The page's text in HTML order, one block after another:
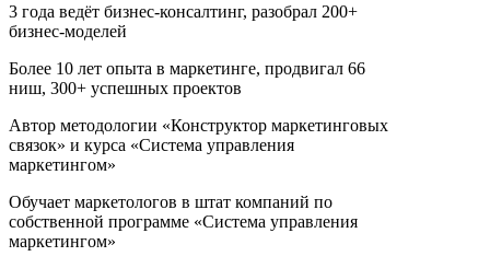
3 года ведёт бизнес-консалтинг, разобрал 200+
бизнес-моделей
Более 10 лет опыта в маркетинге, продвигал 66
ниш, 300+ успешных проектов
Автор методологии «Конструктор маркетинговых
связок» и курса «Система управления
маркетингом»
Обучает маркетологов в штат компаний по
собственной программе «Система управления
маркетингом»